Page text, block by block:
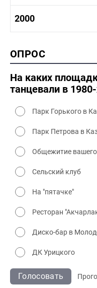
1980-1990
1990-2000
2000
2000
2000 культура
ОПРОС
На каких
танцевали в
Парк Горького в
Парк Петрова в
Общежитие вашего
Сельский клуб
На "пятачке"
Ресторан
Диско-бар в
ДК Урицкого
Голосовать